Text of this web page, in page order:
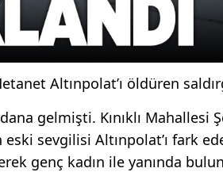
Altınpolat’ı öldüren
gelmişti. Kınıklı Mahallesi
sevgilisi Altınpolat’ı fark
genç kadın ile yanında